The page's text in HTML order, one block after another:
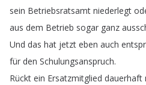
sein Betriebsratsamt niederlegt
aus dem Betrieb sogar ganz
Und das hat jetzt eben auch
für den Schulungsanspruch.
Rückt ein Ersatzmitglied dauerhaft